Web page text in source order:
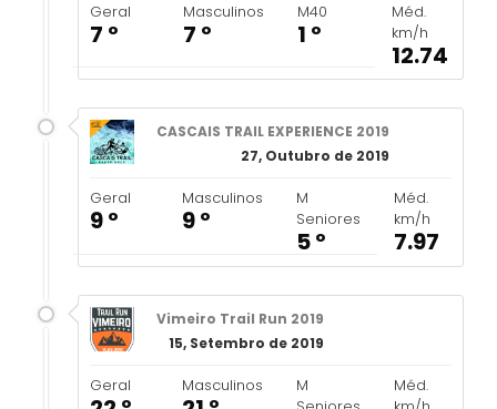
Geral
7 º
Masculinos
7 º
M40
1 º
Méd.
km/h
12.74
CASCAIS TRAIL EXPERIENCE 2019
27, Outubro de 2019
Geral
9 º
Masculinos
9 º
M
Seniores
5 º
Méd.
km/h
7.97
Vimeiro Trail Run 2019
15, Setembro de 2019
Geral Masculinos
M
Méd.